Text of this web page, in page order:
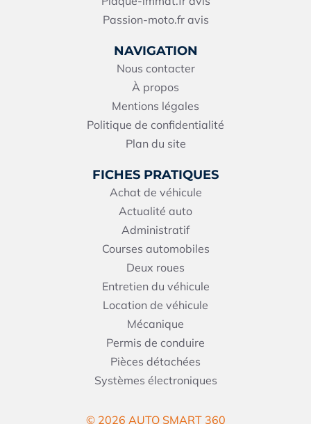
FICHES PRATIQUES
Achat de véhicule
Actualité auto
Administratif
Courses automobiles
Deux roues
Entretien du véhicule
Location de véhicule
Mécanique
Permis de conduire
Pièces détachées
Systèmes électroniques
NAVIGATION
Nous contacter
À propos
Mentions légales
Politique de confidentialité
Plan du site
Passion-moto.fr avis
© 2026 AUTO SMART 360